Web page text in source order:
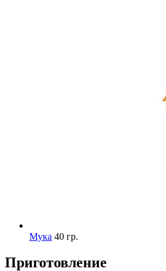
Мука 40 гр.
Приготовление